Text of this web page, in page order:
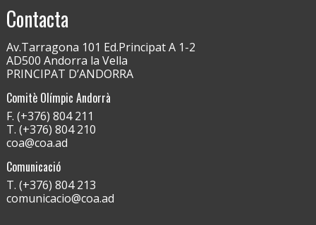
Contacta
Av.Tarragona 101 Ed.Principat A 1-2
AD500 Andorra la Vella
PRINCIPAT D’ANDORRA
Comitè Olímpic Andorrà
F. (+376) 804 211
T. (+376) 804 210
coa@coa.ad
Comunicació
T. (+376) 804 213
comunicacio@coa.ad